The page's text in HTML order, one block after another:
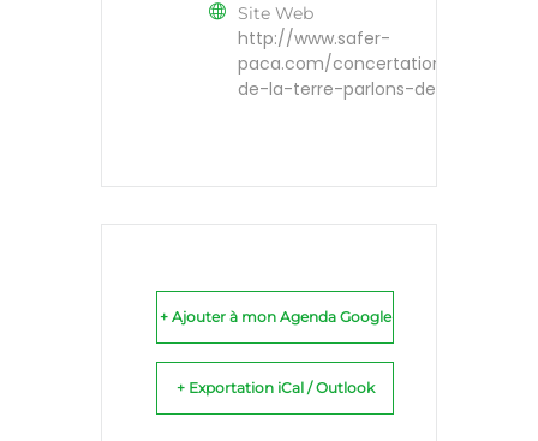
Site Web
http://www.safer-
paca.com/concertation/parlons-
de-la-terre-parlons-de-nous/
+ Ajouter à mon Agenda Google
+ Exportation iCal / Outlook